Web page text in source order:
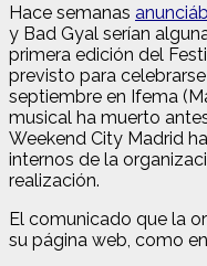
Hace semanas
y Bad Gyal serían
primera edición del
previsto para
septiembre en Ifema
musical ha muerto
Weekend City Madrid
internos de la
realización.
El comunicado que la
su página web, como